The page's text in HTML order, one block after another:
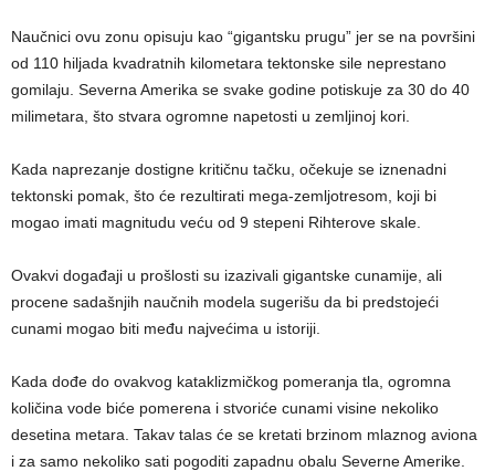
Naučnici ovu zonu opisuju kao “gigantsku prugu” jer se na površini
od 110 hiljada kvadratnih kilometara tektonske sile neprestano
gomilaju. Severna Amerika se svake godine potiskuje za 30 do 40
milimetara, što stvara ogromne napetosti u zemljinoj kori.
Kada naprezanje dostigne kritičnu tačku, očekuje se iznenadni
tektonski pomak, što će rezultirati mega-zemljotresom, koji bi
mogao imati magnitudu veću od 9 stepeni Rihterove skale.
Ovakvi događaji u prošlosti su izazivali gigantske cunamije, ali
procene sadašnjih naučnih modela sugerišu da bi predstojeći
cunami mogao biti među najvećima u istoriji.
Kada dođe do ovakvog kataklizmičkog pomeranja tla, ogromna
količina vode biće pomerena i stvoriće cunami visine nekoliko
desetina metara. Takav talas će se kretati brzinom mlaznog aviona
i za samo nekoliko sati pogoditi zapadnu obalu Severne Amerike.